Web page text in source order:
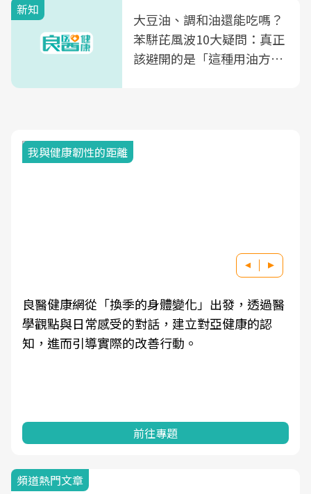
新知
大豆油、調和油還能吃嗎？
苯駢芘風波10大疑問：真正
該避開的是「這種用油方
我與健康韌性的距離
良醫健康網從「換季的身體變化」出發，透過醫
學觀點與日常感受的對話，建立對亞健康的認
知，進而引導實際的改善行動。
前往專題
頻道熱門文章